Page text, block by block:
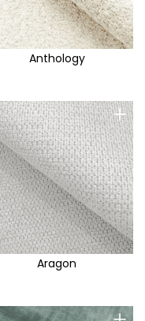
Anthology
+
Aragon